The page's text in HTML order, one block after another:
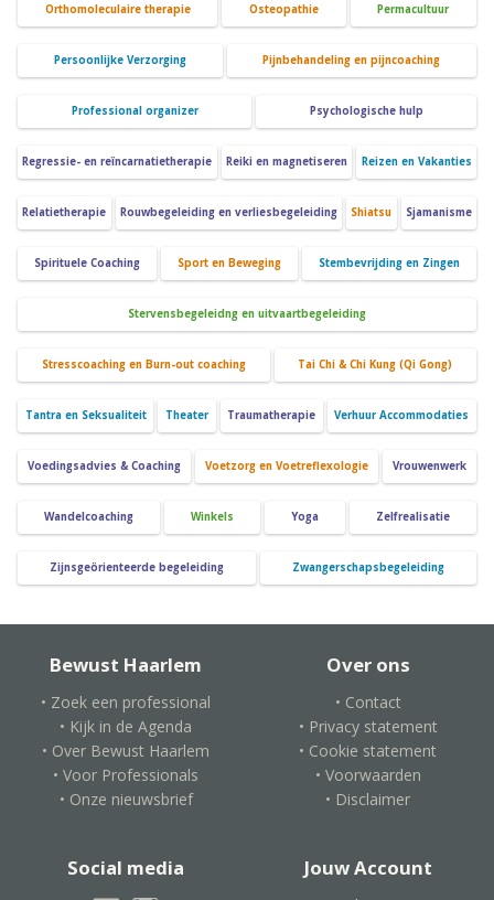
Orthomoleculaire therapie Osteopathie Permacultuur
Persoonlijke Verzorging Pijnbehandeling en pijncoaching
Professional organizer Psychologische hulp
Regressie- en reïncarnatietherapie Reiki en magnetiseren Reizen en Vakanties
Relatietherapie Rouwbegeleiding en verliesbegeleiding Shiatsu Sjamanisme
Spirituele Coaching Sport en Beweging Stembevrijding en Zingen
Stervensbegeleidng en uitvaartbegeleiding
Stresscoaching en Burn-out coaching Tai Chi & Chi Kung (Qi Gong)
Tantra en Seksualiteit Theater Traumatherapie Verhuur Accommodaties
Voedingsadvies & Coaching Voetzorg en Voetreflexologie Vrouwenwerk
Wandelcoaching Winkels Yoga Zelfrealisatie
Zijnsgeörienteerde begeleiding Zwangerschapsbegeleiding
Bewust Haarlem
• Zoek een professional
• Kijk in de Agenda
• Over Bewust Haarlem
• Voor Professionals
• Onze nieuwsbrief
Over ons
• Contact
• Privacy statement
• Cookie statement
• Voorwaarden
• Disclaimer
Social media Jouw Account